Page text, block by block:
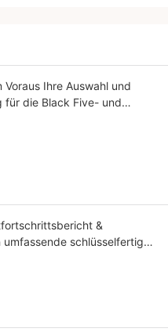
Voraus Ihre Auswahl und
für die Black Five- und
&
umfassende schlüsselfertige